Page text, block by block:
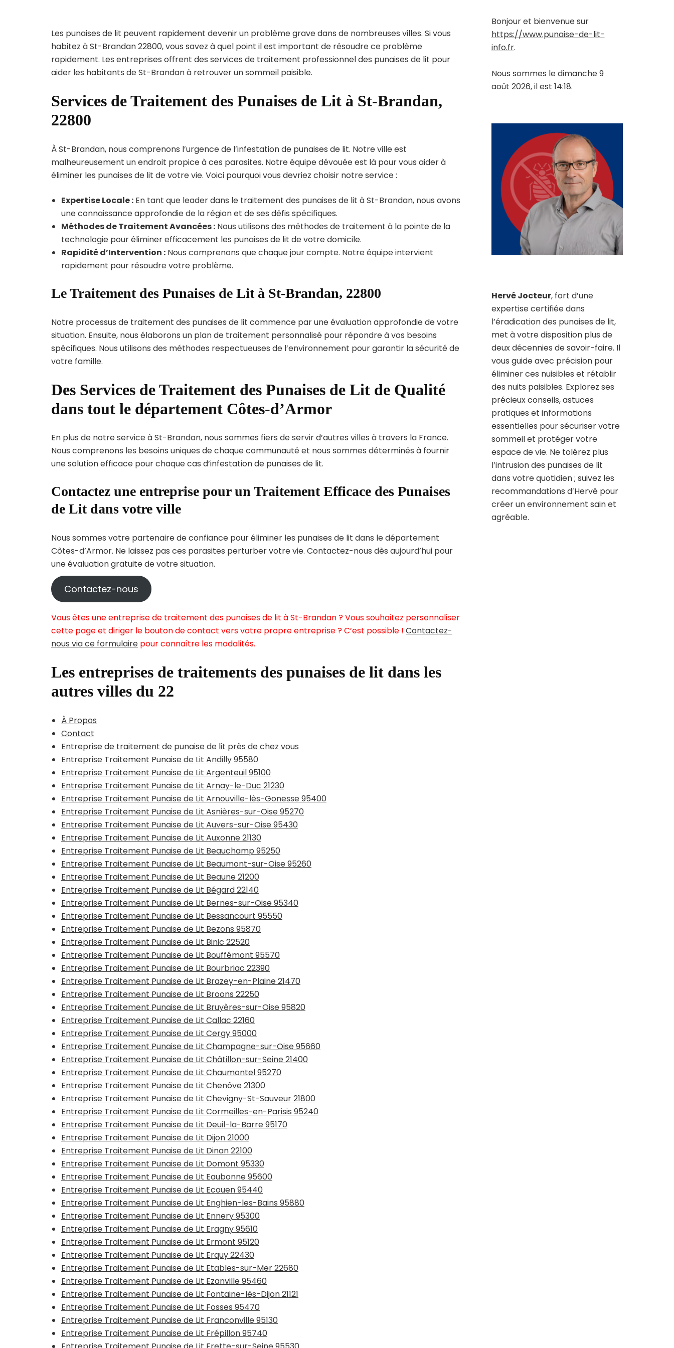
Les punaises de lit peuvent rapidement devenir un problème grave dans de nombreuses villes. Si vous
habitez à St-Brandan 22800, vous savez à quel point il est important de résoudre ce problème
rapidement. Les entreprises offrent des services de traitement professionnel des punaises de lit pour
aider les habitants de St-Brandan à retrouver un sommeil paisible.
Services de Traitement des Punaises de Lit à St-Brandan,
22800
À St-Brandan, nous comprenons l’urgence de l’infestation de punaises de lit. Notre ville est
malheureusement un endroit propice à ces parasites. Notre équipe dévouée est là pour vous aider à
éliminer les punaises de lit de votre vie. Voici pourquoi vous devriez choisir notre service :
Expertise Locale : En tant que leader dans le traitement des punaises de lit à St-Brandan, nous avons
une connaissance approfondie de la région et de ses défis spécifiques.
Méthodes de Traitement Avancées : Nous utilisons des méthodes de traitement à la pointe de la
technologie pour éliminer efficacement les punaises de lit de votre domicile.
Rapidité d’Intervention : Nous comprenons que chaque jour compte. Notre équipe intervient
rapidement pour résoudre votre problème.
Le Traitement des Punaises de Lit à St-Brandan, 22800
Notre processus de traitement des punaises de lit commence par une évaluation approfondie de votre
situation. Ensuite, nous élaborons un plan de traitement personnalisé pour répondre à vos besoins
spécifiques. Nous utilisons des méthodes respectueuses de l’environnement pour garantir la sécurité de
votre famille.
Des Services de Traitement des Punaises de Lit de Qualité
dans tout le département Côtes-d’Armor
En plus de notre service à St-Brandan, nous sommes fiers de servir d’autres villes à travers la France.
Nous comprenons les besoins uniques de chaque communauté et nous sommes déterminés à fournir
une solution efficace pour chaque cas d’infestation de punaises de lit.
Contactez une entreprise pour un Traitement Efficace des Punaises
de Lit dans votre ville
Nous sommes votre partenaire de confiance pour éliminer les punaises de lit dans le département
Côtes-d’Armor. Ne laissez pas ces parasites perturber votre vie. Contactez-nous dès aujourd’hui pour
une évaluation gratuite de votre situation.
Contactez-nous
Vous êtes une entreprise de traitement des punaises de lit à St-Brandan ? Vous souhaitez personnaliser
cette page et diriger le bouton de contact vers votre propre entreprise ? C’est possible ! Contactez-
nous via ce formulaire pour connaître les modalités.
Les entreprises de traitements des punaises de lit dans les
autres villes du 22
À Propos
Contact
Entreprise de traitement de punaise de lit près de chez vous
Entreprise Traitement Punaise de Lit Andilly 95580
Entreprise Traitement Punaise de Lit Argenteuil 95100
Entreprise Traitement Punaise de Lit Arnay-le-Duc 21230
Entreprise Traitement Punaise de Lit Arnouville-lès-Gonesse 95400
Entreprise Traitement Punaise de Lit Asnières-sur-Oise 95270
Entreprise Traitement Punaise de Lit Auvers-sur-Oise 95430
Entreprise Traitement Punaise de Lit Auxonne 21130
Entreprise Traitement Punaise de Lit Beauchamp 95250
Entreprise Traitement Punaise de Lit Beaumont-sur-Oise 95260
Entreprise Traitement Punaise de Lit Beaune 21200
Entreprise Traitement Punaise de Lit Bégard 22140
Entreprise Traitement Punaise de Lit Bernes-sur-Oise 95340
Entreprise Traitement Punaise de Lit Bessancourt 95550
Entreprise Traitement Punaise de Lit Bezons 95870
Entreprise Traitement Punaise de Lit Binic 22520
Entreprise Traitement Punaise de Lit Bouffémont 95570
Entreprise Traitement Punaise de Lit Bourbriac 22390
Entreprise Traitement Punaise de Lit Brazey-en-Plaine 21470
Entreprise Traitement Punaise de Lit Broons 22250
Entreprise Traitement Punaise de Lit Bruyères-sur-Oise 95820
Entreprise Traitement Punaise de Lit Callac 22160
Entreprise Traitement Punaise de Lit Cergy 95000
Entreprise Traitement Punaise de Lit Champagne-sur-Oise 95660
Entreprise Traitement Punaise de Lit Châtillon-sur-Seine 21400
Entreprise Traitement Punaise de Lit Chaumontel 95270
Entreprise Traitement Punaise de Lit Chenôve 21300
Entreprise Traitement Punaise de Lit Chevigny-St-Sauveur 21800
Entreprise Traitement Punaise de Lit Cormeilles-en-Parisis 95240
Entreprise Traitement Punaise de Lit Deuil-la-Barre 95170
Entreprise Traitement Punaise de Lit Dijon 21000
Entreprise Traitement Punaise de Lit Dinan 22100
Entreprise Traitement Punaise de Lit Domont 95330
Entreprise Traitement Punaise de Lit Eaubonne 95600
Entreprise Traitement Punaise de Lit Ecouen 95440
Entreprise Traitement Punaise de Lit Enghien-les-Bains 95880
Entreprise Traitement Punaise de Lit Ennery 95300
Entreprise Traitement Punaise de Lit Eragny 95610
Entreprise Traitement Punaise de Lit Ermont 95120
Entreprise Traitement Punaise de Lit Erquy 22430
Entreprise Traitement Punaise de Lit Etables-sur-Mer 22680
Entreprise Traitement Punaise de Lit Ezanville 95460
Entreprise Traitement Punaise de Lit Fontaine-lès-Dijon 21121
Entreprise Traitement Punaise de Lit Fosses 95470
Entreprise Traitement Punaise de Lit Franconville 95130
Entreprise Traitement Punaise de Lit Frépillon 95740
Bonjour et bienvenue sur
https://www.punaise-de-lit-
info.fr.
Nous sommes le dimanche 9
août 2026, il est 14:18.
Hervé Jocteur, fort d’une
expertise certifiée dans
l’éradication des punaises de lit,
met à votre disposition plus de
deux décennies de savoir-faire. Il
vous guide avec précision pour
éliminer ces nuisibles et rétablir
des nuits paisibles. Explorez ses
précieux conseils, astuces
pratiques et informations
essentielles pour sécuriser votre
sommeil et protéger votre
espace de vie. Ne tolérez plus
l’intrusion des punaises de lit
dans votre quotidien ; suivez les
recommandations d’Hervé pour
créer un environnement sain et
agréable.